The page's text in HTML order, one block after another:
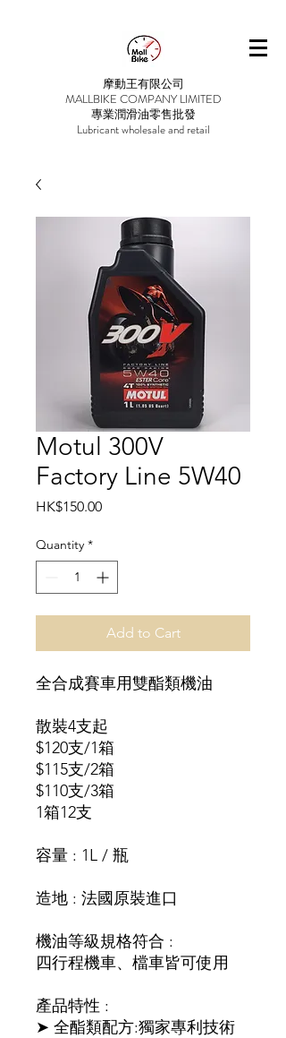
摩動王有限公司
MALLBIKE COMPANY LIMITED
專業潤滑油零售批發
Lubricant wholesale and retail
Motul 300V
Factory Line 5W40
HK$150.00Price
Quantity *
Add to Cart
全合成賽車用雙酯類機油
散裝4支起
$120支/1箱
$115支/2箱
$110支/3箱
1箱12支
容量 : 1L / 瓶
造地 : 法國原裝進口
機油等級規格符合 :
四行程機車、檔車皆可使用
產品特性 :
➤ 全酯類配方:獨家專利技術